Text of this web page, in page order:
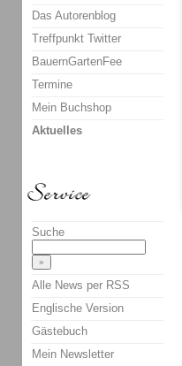
Das Autorenblog
Treffpunkt Twitter
BauernGartenFee
Termine
Mein Buchshop
Aktuelles
Suche
Alle News per RSS
Englische Version
Gästebuch
Mein Newsletter